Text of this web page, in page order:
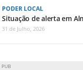
PODER LOCAL
Situação de alerta em
31 de Julho, 2026
PUB